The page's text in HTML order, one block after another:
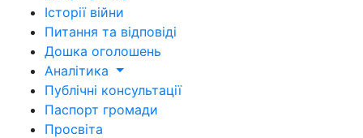
Історії війни
Питання та відповіді
Дошка оголошень
Аналітика
Публічні консультації
Паспорт громади
Просвіта